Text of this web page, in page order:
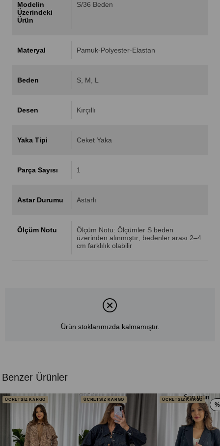
Modelin
Üzerindeki
Ürün
S/36 Beden
Materyal Pamuk-Polyester-Elastan
Beden S M L
Desen Kırçıllı
Yaka Tipi Ceket Yaka
Parça Sayısı 1
Astar Durumu Astarlı
Ölçüm Notu
Ölçüm Notu: Ölçümler S beden
üzerinden alınmıştır; bedenler arası 2–4
cm farklılık olabilir
Ürün stoklarımızda kalmamıştır.
Benzer Ürünler
ÜCRETSİZ KARGO ÜCRETSİZ KARGO ÜCRETSİZ KARGO
Son ürün